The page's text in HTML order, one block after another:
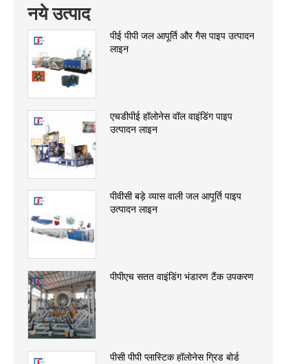
नये उत्पाद
पीई पीपी जल आपूर्ति और गैस पाइप उत्पादन
लाइन
एचडीपीई हॉलोनेस वॉल वाइंडिंग पाइप
उत्पादन लाइन
पीवीसी बड़े व्यास वाली जल आपूर्ति पाइप
उत्पादन लाइन
पीपीएच सतत वाइंडिंग भंडारण टैंक उपकरण
पीसी पीपी प्लास्टिक हॉलोनेस ग्रिड बोर्ड